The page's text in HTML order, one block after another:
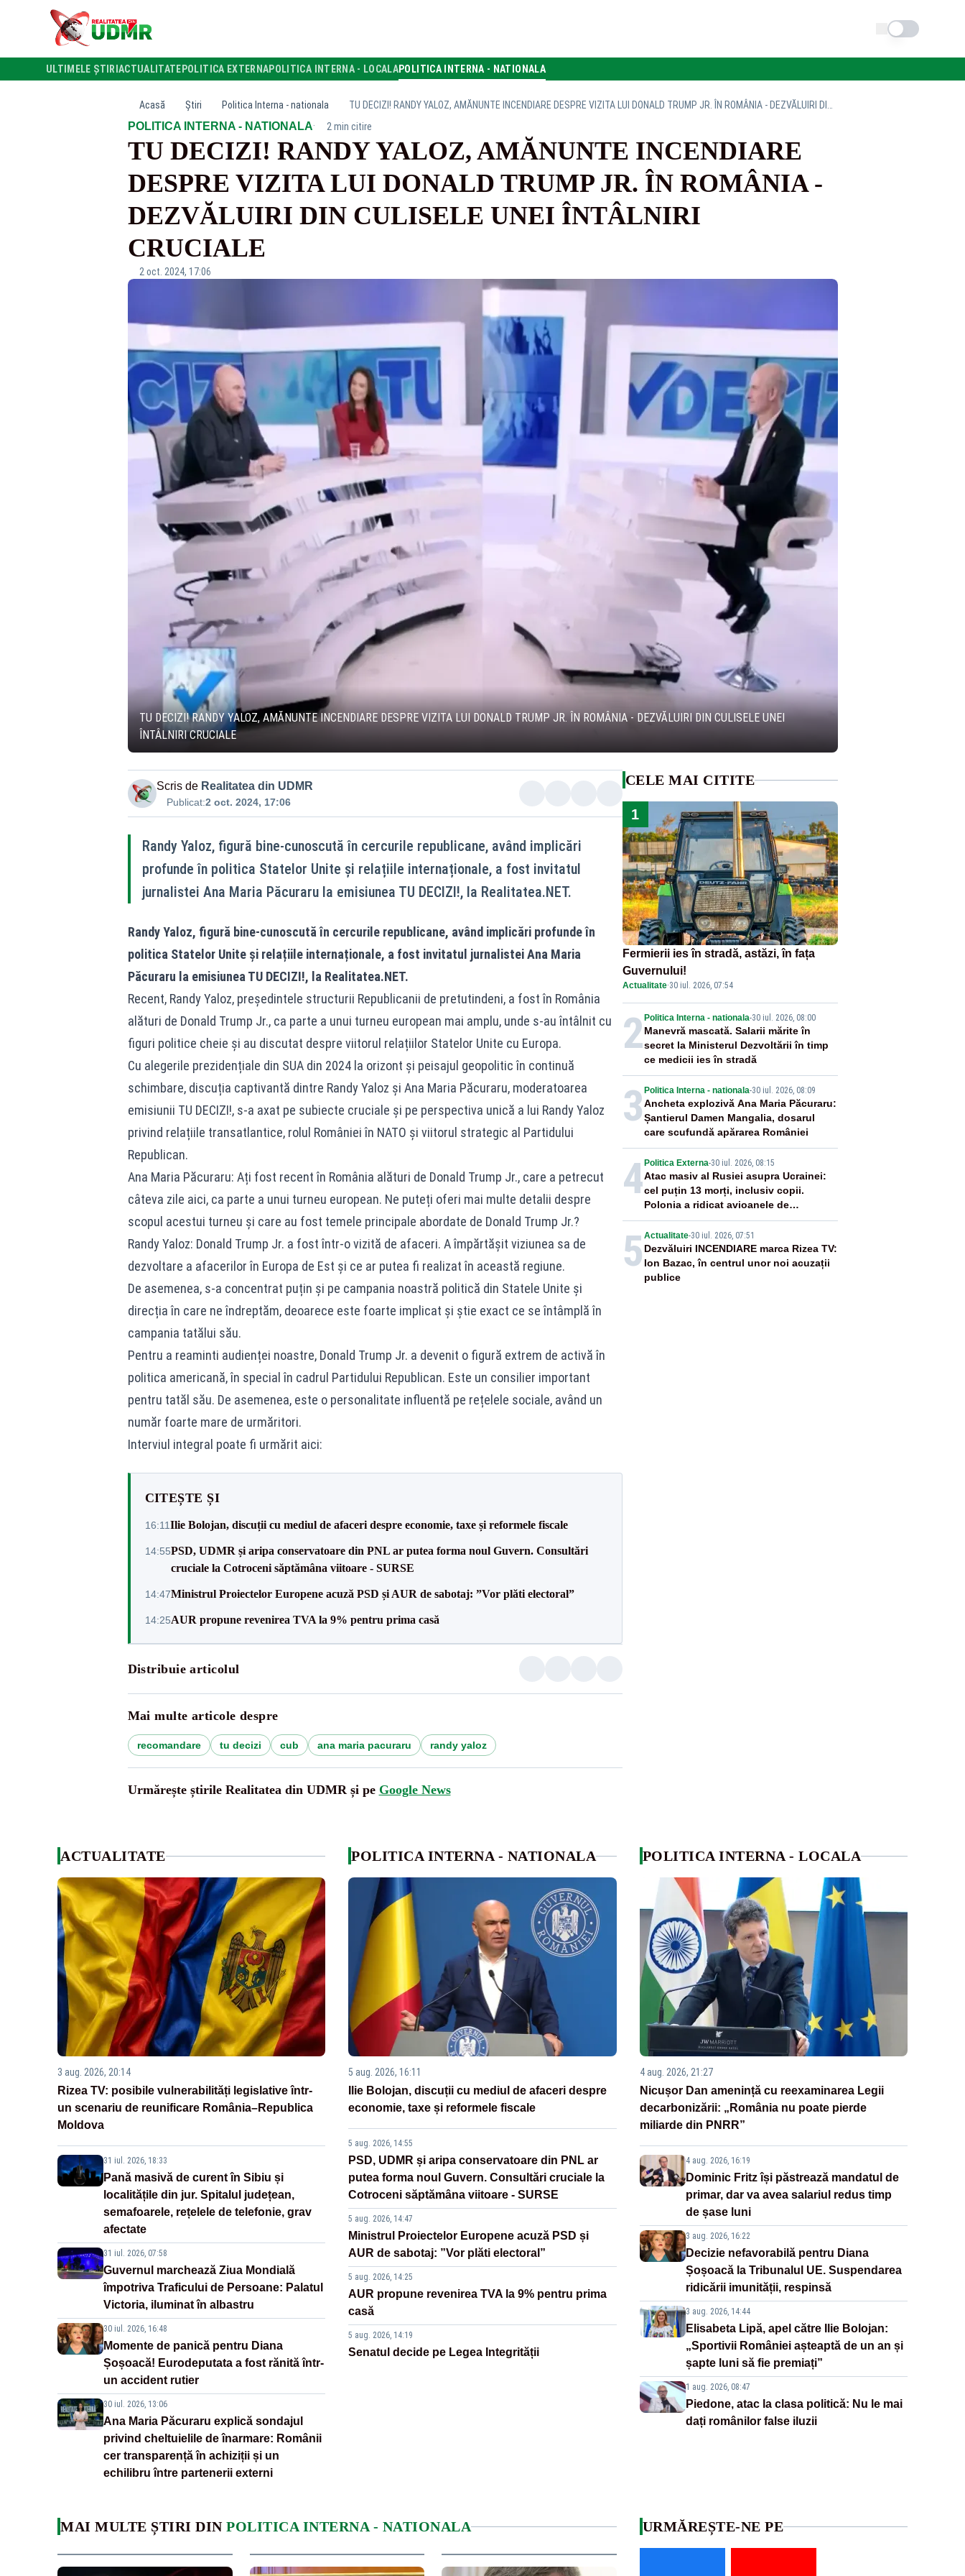
Schimba tema
ULTIMELE ȘTIRI ACTUALITATE POLITICA EXTERNAPOLITICA INTERNA - LOCALAPOLITICA INTERNA - NATIONALA
Acasă Știri Politica Interna - nationala
POLITICA INTERNA - NATIONALA· 2 min citire
TU DECIZI! RANDY YALOZ, AMĂNUNTE INCENDIARE
DESPRE VIZITA LUI DONALD TRUMP JR. ÎN ROMÂNIA -
DEZVĂLUIRI DIN CULISELE UNEI ÎNTÂLNIRI
CRUCIALE
2 oct. 2024, 17:06
TU DECIZI! RANDY YALOZ, AMĂNUNTE INCENDIARE DESPRE VIZITA LUI DONALD TRUMP JR. ÎN ROMÂNIA - DEZVĂLUIRI DIN CULISELE UNEI
ÎNTÂLNIRI CRUCIALE
Scris de Realitatea din UDMR
Publicat:2 oct. 2024, 17:06
Randy Yaloz, figură bine-cunoscută în cercurile republicane, având implicări
profunde în politica Statelor Unite și relațiile internaționale, a fost invitatul
jurnalistei Ana Maria Păcuraru la emisiunea TU DECIZI!, la Realitatea.NET.
Randy Yaloz, figură bine-cunoscută în cercurile republicane, având implicări profunde în
politica Statelor Unite și relațiile internaționale, a fost invitatul jurnalistei Ana Maria
Păcuraru la emisiunea TU DECIZI!, la Realitatea.NET.
Recent, Randy Yaloz, președintele structurii Republicanii de pretutindeni, a fost în România
alături de Donald Trump Jr., ca parte a unui turneu european mai amplu, unde s-au întâlnit cu
figuri politice cheie și au discutat despre viitorul relațiilor Statelor Unite cu Europa.
Cu alegerile prezidențiale din SUA din 2024 la orizont și peisajul geopolitic în continuă
schimbare, discuția captivantă dintre Randy Yaloz și Ana Maria Păcuraru, moderatoarea
emisiunii TU DECIZI!, s-a axat pe subiecte cruciale și pe perspectiva unică a lui Randy Yaloz
privind relațiile transatlantice, rolul României în NATO și viitorul strategic al Partidului
Republican.
Ana Maria Păcuraru: Ați fost recent în România alături de Donald Trump Jr., care a petrecut
câteva zile aici, ca parte a unui turneu european. Ne puteți oferi mai multe detalii despre
scopul acestui turneu și care au fost temele principale abordate de Donald Trump Jr.?
Randy Yaloz: Donald Trump Jr. a fost într-o vizită de afaceri. A împărtășit viziunea sa de
dezvoltare a afacerilor în Europa de Est și ce ar putea fi realizat în această regiune.
De asemenea, s-a concentrat puțin și pe campania noastră politică din Statele Unite și
direcția în care ne îndreptăm, deoarece este foarte implicat și știe exact ce se întâmplă în
campania tatălui său.
Pentru a reaminti audienței noastre, Donald Trump Jr. a devenit o figură extrem de activă în
politica americană, în special în cadrul Partidului Republican. Este un consilier important
pentru tatăl său. De asemenea, este o personalitate influentă pe rețelele sociale, având un
număr foarte mare de urmăritori.
Interviul integral poate fi urmărit aici:
CITEȘTE ȘI
16:11Ilie Bolojan, discuții cu mediul de afaceri despre economie, taxe și reformele fiscale
14:55PSD, UDMR și aripa conservatoare din PNL ar putea forma noul Guvern. Consultări
cruciale la Cotroceni săptămâna viitoare - SURSE
14:47Ministrul Proiectelor Europene acuză PSD și AUR de sabotaj: ”Vor plăti electoral”
14:25AUR propune revenirea TVA la 9% pentru prima casă
Distribuie articolul
Mai multe articole despre
recomandare tu decizi cub ana maria pacuraru randy yaloz
Urmărește știrile Realitatea din UDMR și pe Google News
CELE MAI CITITE
1
Fermierii ies în stradă, astăzi, în fața
Guvernului!
Actualitate·30 iul. 2026, 07:54
2 Politica Interna - nationala-30 iul. 2026, 08:00
Manevră mascată. Salarii mărite în
secret la Ministerul Dezvoltării în timp
ce medicii ies în stradă
3 Politica Interna - nationala-30 iul. 2026, 08:09
Ancheta explozivă Ana Maria Păcuraru:
Șantierul Damen Mangalia, dosarul
care scufundă apărarea României
4 Politica Externa-30 iul. 2026, 08:15
Atac masiv al Rusiei asupra Ucrainei:
cel puțin 13 morți, inclusiv copii.
Polonia a ridicat avioanele de
vânătoare
5 Actualitate-30 iul. 2026, 07:51
Dezvăluiri INCENDIARE marca Rizea TV:
Ion Bazac, în centrul unor noi acuzații
publice
ACTUALITATE
3 aug. 2026, 20:14
Rizea TV: posibile vulnerabilități legislative într-
un scenariu de reunificare România–Republica
Moldova
31 iul. 2026, 18:33
Pană masivă de curent în Sibiu și
localitățile din jur. Spitalul județean,
semafoarele, rețelele de telefonie, grav
afectate
31 iul. 2026, 07:58
Guvernul marchează Ziua Mondială
împotriva Traficului de Persoane: Palatul
Victoria, iluminat în albastru
30 iul. 2026, 16:48
Momente de panică pentru Diana
Șoșoacă! Eurodeputata a fost rănită într-
un accident rutier
30 iul. 2026, 13:06
Ana Maria Păcuraru explică sondajul
privind cheltuielile de înarmare: Românii
cer transparență în achiziții și un
echilibru între partenerii externi
POLITICA INTERNA - NATIONALA
5 aug. 2026, 16:11
Ilie Bolojan, discuții cu mediul de afaceri despre
economie, taxe și reformele fiscale
5 aug. 2026, 14:55
PSD, UDMR și aripa conservatoare din PNL ar
putea forma noul Guvern. Consultări cruciale la
Cotroceni săptămâna viitoare - SURSE
5 aug. 2026, 14:47
Ministrul Proiectelor Europene acuză PSD și
AUR de sabotaj: ”Vor plăti electoral”
5 aug. 2026, 14:25
AUR propune revenirea TVA la 9% pentru prima
casă
5 aug. 2026, 14:19
Senatul decide pe Legea Integrității
POLITICA INTERNA - LOCALA
4 aug. 2026, 21:27
Nicușor Dan amenință cu reexaminarea Legii
decarbonizării: „România nu poate pierde
miliarde din PNRR”
4 aug. 2026, 16:19
Dominic Fritz își păstrează mandatul de
primar, dar va avea salariul redus timp
de șase luni
3 aug. 2026, 16:22
Decizie nefavorabilă pentru Diana
Șoșoacă la Tribunalul UE. Suspendarea
ridicării imunității, respinsă
3 aug. 2026, 14:44
Elisabeta Lipă, apel către Ilie Bolojan:
„Sportivii României așteaptă de un an și
șapte luni să fie premiați”
1 aug. 2026, 08:47
Piedone, atac la clasa politică: Nu le mai
dați românilor false iluzii
MAI MULTE ȘTIRI DIN POLITICA INTERNA - NATIONALA URMĂREȘTE-NE PE